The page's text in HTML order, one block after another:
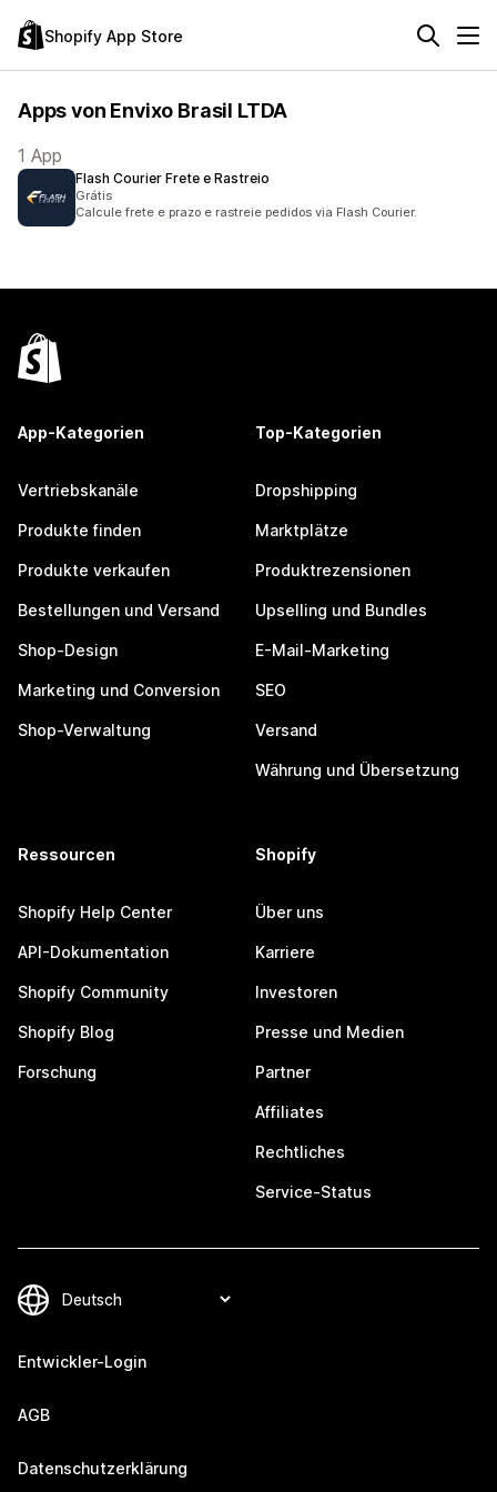
Shopify App Store
Apps von Envixo Brasil LTDA
1 App
Flash Courier Frete e Rastreio
Grátis
Calcule frete e prazo e rastreie pedidos via Flash Courier.
App-Kategorien
Vertriebskanäle
Produkte finden
Produkte verkaufen
Bestellungen und Versand
Shop-Design
Marketing und Conversion
Shop-Verwaltung
Top-Kategorien
Dropshipping
Marktplätze
Produktrezensionen
Upselling und Bundles
E-Mail-Marketing
SEO
Versand
Währung und Übersetzung
Ressourcen
Shopify Help Center
API-Dokumentation
Shopify Community
Shopify Blog
Forschung
Shopify
Über uns
Karriere
Investoren
Presse und Medien
Partner
Affiliates
Rechtliches
Service-Status
Entwickler-Login
AGB
Datenschutzerklärung